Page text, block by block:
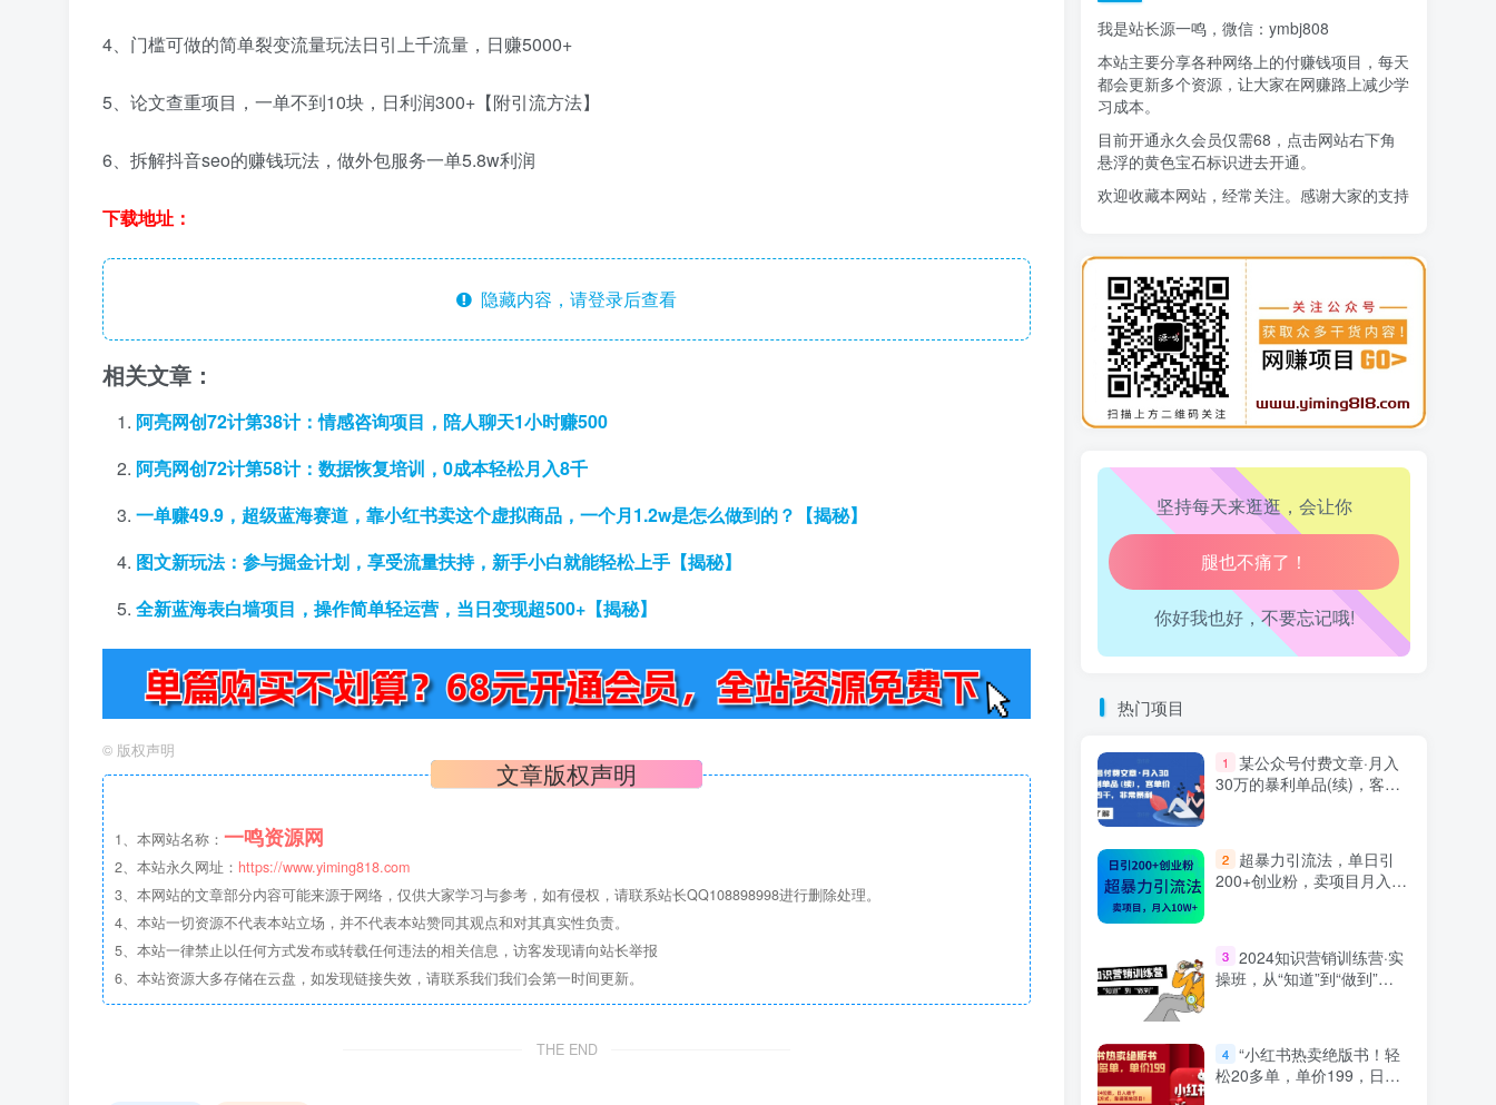
4、门槛可做的简单裂变流量玩法日引上千流量，日赚5000+
5、论文查重项目，一单不到10块，日利润300+【附引流方法】
6、拆解抖音seo的赚钱玩法，做外包服务一单5.8w利润
下载地址：
隐藏内容，请登录后查看
相关文章：
阿亮网创72计第38计：情感咨询项目，陪人聊天1小时赚500
阿亮网创72计第58计：数据恢复培训，0成本轻松月入8千
一单赚49.9，超级蓝海赛道，靠小红书卖这个虚拟商品，一个月1.2w是怎么做到的？【揭秘】
图文新玩法：参与掘金计划，享受流量扶持，新手小白就能轻松上手【揭秘】
全新蓝海表白墙项目，操作简单轻运营，当日变现超500+【揭秘】
© 版权声明
文章版权声明
1、本网站名称： 一鸣资源网
2、本站永久网址： https://www.yiming818.com
3、本网站的文章部分内容可能来源于网络，仅供大家学习与参考，如有侵权，请联系站长QQ108898998进行删除处理。
4、本站一切资源不代表本站立场，并不代表本站赞同其观点和对其真实性负责。
5、本站一律禁止以任何方式发布或转载任何违法的相关信息，访客发现请向站长举报
6、本站资源大多存储在云盘，如发现链接失效，请联系我们我们会第一时间更新。
THE END
1 AI短视频流量变现：APP拉新
2 小红书虚拟电商14天变现训练营
7月万粉技术教程（手动或者配合科技）
4 阿拉丁-小红书虚拟店铺SOP保姆级教程
5 7天学会抖音卖房：从月薪5千到年入百万，新时代房产经纪人必备技能
寻宝之旅课程：搞钱训练营
8 DeepSeek提示词大全
9 AI+逛逛薅免费流，淘宝逛逛短视频带货
10 万三-东南亚跨境tk小店运营课
我是站长源一鸣，微信：ymbj808
本站主要分享各种网络上的付赚钱项目，每天
都会更新多个资源，让大家在网赚路上减少学
习成本。
目前开通永久会员仅需68，点击网站右下角
悬浮的黄色宝石标识进去开通。
欢迎收藏本网站，经常关注。感谢大家的支持
坚持每天来逛逛，会让你
心情也舒畅了！
走路也有劲了！
腿也不痛了！
你好我也好，不要忘记哦!
热门项目
1
某公众号付费文章·月入
30万的暴利单品(续)，客单
2
超暴力引流法，单日引
200+创业粉，卖项目月入10
3 2024知识营销训练营·实
操班，从“知道”到“做到”
4 “小红书热卖绝版书！轻
松20多单，单价199，日入